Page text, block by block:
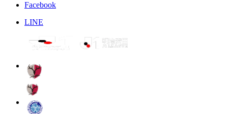
Facebook
LINE